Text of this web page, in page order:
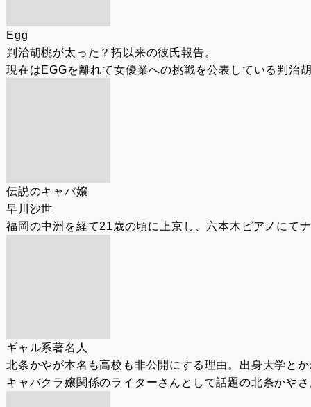
Egg
判治胡桃が太った？拓以来の彼氏報告。
現在はEGGを離れて女優業への挑戦を公表している判治
伝説のキャバ嬢
早川沙世
福岡の中洲を経て21歳の頃に上京し、六本木ピアノにて
ギャル系著名人
北条かやが本名も高校も非公開にする理由。出身大学と
キャバクラ嬢関係のライターさんとして話題の北条かや